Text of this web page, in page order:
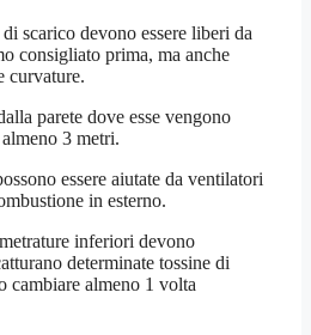
scarico devono essere liberi da
consigliato prima, ma anche
curvature.
parete dove esse vengono
3 metri.
essere aiutate da ventilatori
in esterno.
inferiori devono
determinate tossine di
cambiare almeno 1 volta